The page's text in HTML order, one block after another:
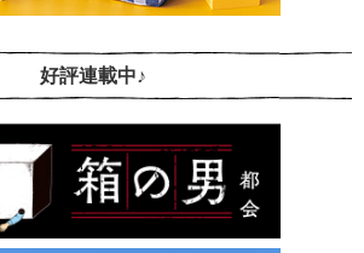
好評連載中♪